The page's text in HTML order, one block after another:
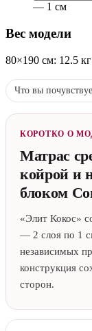
— 1 см
Вес модели
80×190 см: 12.5 кг
Что вы
КОРОТКО О
Матрас
койрой и
блоком
«Элит Кокос»
— 2 слоя по 1
независимых
конструкция
сторон.